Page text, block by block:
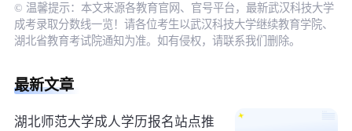
© 温馨提示：本文来源各教育官网、官号平台，最新武汉科技大学
成考录取分数线一览！请各位考生以武汉科技大学继续教育学院、
湖北省教育考试院通知为准。如有侵权，请联系我们删除。
最新文章
湖北师范大学成人学历报名站点推